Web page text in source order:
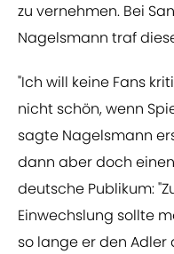
zu vernehmen. Bei
Nagelsmann traf
"Ich will keine Fans
nicht schön, wenn
sagte Nagelsmann
dann aber doch
deutsche Publikum:
Einwechslung sollte
so lange er den Adler